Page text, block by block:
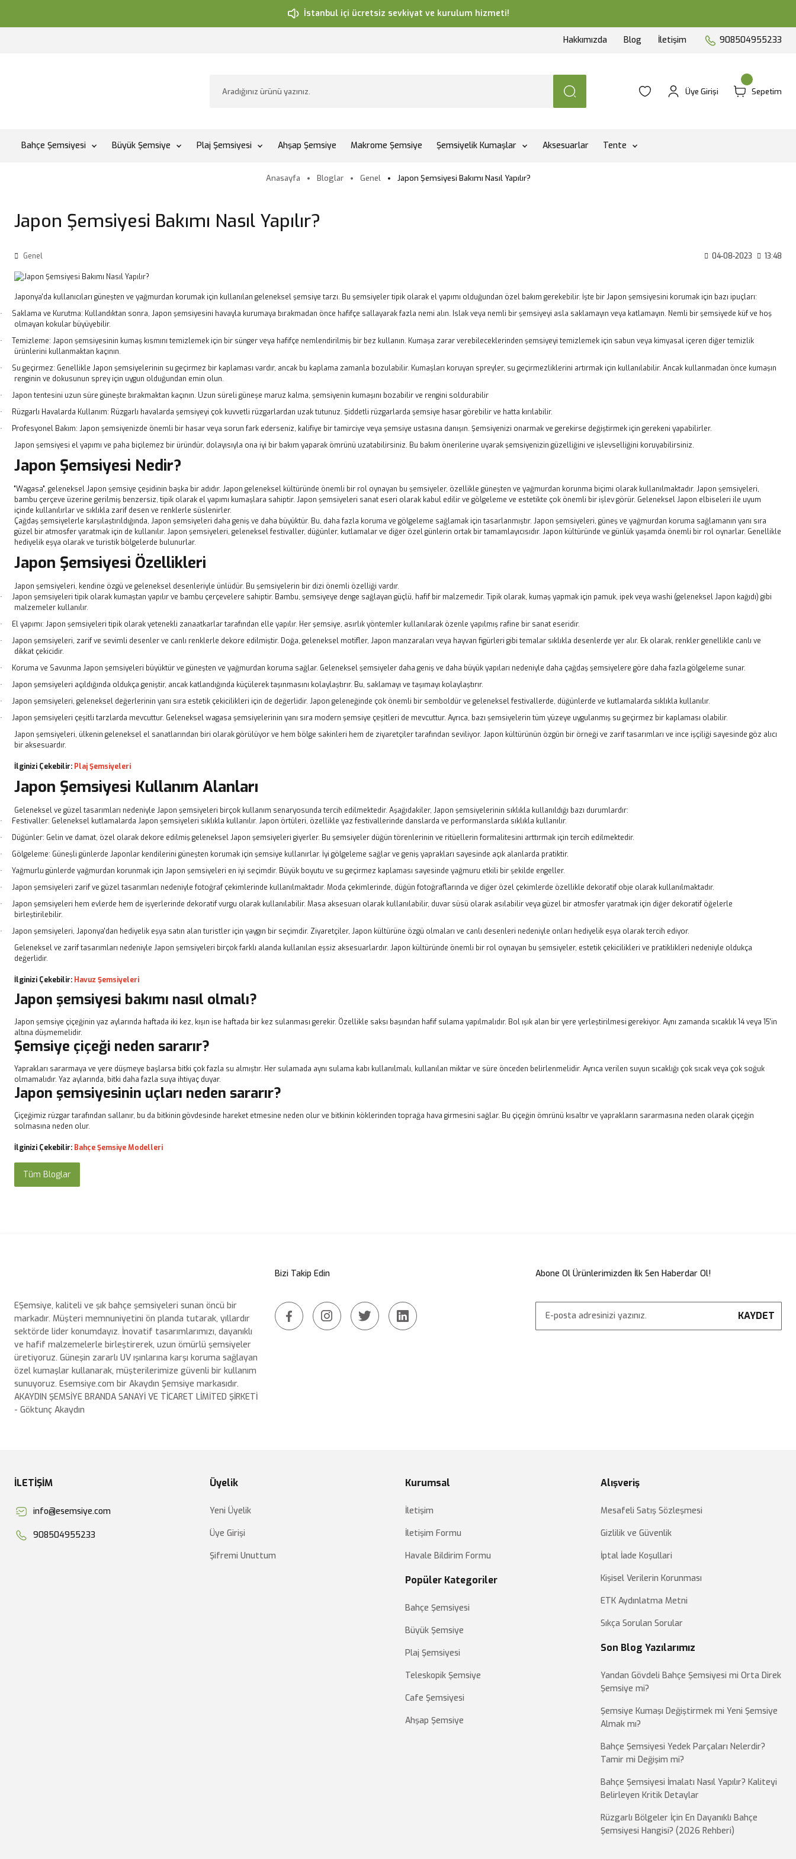
İstanbul içi ücretsiz sevkiyat ve kurulum hizmeti!
Hakkımızda Blog İletişim 908504955233
Üye Girişi Sepetim
Bahçe Şemsiyesi Büyük Şemsiye Plaj Şemsiyesi Ahşap Şemsiye Makrome Şemsiye Şemsiyelik Kumaşlar Aksesuarlar Tente
Anasayfa Bloglar Genel Japon Şemsiyesi Bakımı Nasıl Yapılır?
Japon Şemsiyesi Bakımı Nasıl Yapılır?
Genel 04-08-2023 13:48
Japonya'da kullanıcıları güneşten ve yağmurdan korumak için kullanılan geleneksel şemsiye tarzı. Bu şemsiyeler tipik olarak el yapımı olduğundan özel bakım gerekebilir. İşte bir Japon şemsiyesini korumak için bazı ipuçları:
·
Saklama ve Kurutma: Kullandıktan sonra, Japon şemsiyesini havayla kurumaya bırakmadan önce hafifçe sallayarak fazla nemi alın. Islak veya nemli bir şemsiyeyi asla saklamayın veya katlamayın. Nemli bir şemsiyede küf ve hoş
olmayan kokular büyüyebilir.
·
Temizleme: Japon şemsiyesinin kumaş kısmını temizlemek için bir sünger veya hafifçe nemlendirilmiş bir bez kullanın. Kumaşa zarar verebileceklerinden şemsiyeyi temizlemek için sabun veya kimyasal içeren diğer temizlik
ürünlerini kullanmaktan kaçının.
·
Su geçirmez: Genellikle Japon şemsiyelerinin su geçirmez bir kaplaması vardır, ancak bu kaplama zamanla bozulabilir. Kumaşları koruyan spreyler, su geçirmezliklerini artırmak için kullanılabilir. Ancak kullanmadan önce kumaşın
renginin ve dokusunun sprey için uygun olduğundan emin olun.
· Japon tentesini uzun süre güneşte bırakmaktan kaçının. Uzun süreli güneşe maruz kalma, şemsiyenin kumaşını bozabilir ve rengini soldurabilir
· Rüzgarlı Havalarda Kullanım: Rüzgarlı havalarda şemsiyeyi çok kuvvetli rüzgarlardan uzak tutunuz. Şiddetli rüzgarlarda şemsiye hasar görebilir ve hatta kırılabilir.
·
Profesyonel Bakım: Japon şemsiyenizde önemli bir hasar veya sorun fark ederseniz, kalifiye bir tamirciye veya şemsiye ustasına danışın. Şemsiyenizi onarmak ve gerekirse değiştirmek için gerekeni yapabilirler.
Japon şemsiyesi el yapımı ve paha biçilemez bir üründür, dolayısıyla ona iyi bir bakım yaparak ömrünü uzatabilirsiniz. Bu bakım önerilerine uyarak şemsiyenizin güzelliğini ve işlevselliğini koruyabilirsiniz.
Japon Şemsiyesi Nedir?
"Wagasa", geleneksel Japon şemsiye çeşidinin başka bir adıdır. Japon geleneksel kültüründe önemli bir rol oynayan bu şemsiyeler, özellikle güneşten ve yağmurdan korunma biçimi olarak kullanılmaktadır. Japon şemsiyeleri,
bambu çerçeve üzerine gerilmiş benzersiz, tipik olarak el yapımı kumaşlara sahiptir. Japon şemsiyeleri sanat eseri olarak kabul edilir ve gölgeleme ve estetikte çok önemli bir işlev görür. Geleneksel Japon elbiseleri ile uyum
içinde kullanılırlar ve sıklıkla zarif desen ve renklerle süslenirler.
Çağdaş şemsiyelerle karşılaştırıldığında, Japon şemsiyeleri daha geniş ve daha büyüktür. Bu, daha fazla koruma ve gölgeleme sağlamak için tasarlanmıştır. Japon şemsiyeleri, güneş ve yağmurdan koruma sağlamanın yanı sıra
güzel bir atmosfer yaratmak için de kullanılır. Japon şemsiyeleri, geleneksel festivaller, düğünler, kutlamalar ve diğer özel günlerin ortak bir tamamlayıcısıdır. Japon kültüründe ve günlük yaşamda önemli bir rol oynarlar. Genellikle
hediyelik eşya olarak ve turistik bölgelerde bulunurlar.
Japon Şemsiyesi Özellikleri
Japon şemsiyeleri, kendine özgü ve geleneksel desenleriyle ünlüdür. Bu şemsiyelerin bir dizi önemli özelliği vardır.
·
Japon şemsiyeleri tipik olarak kumaştan yapılır ve bambu çerçevelere sahiptir. Bambu, şemsiyeye denge sağlayan güçlü, hafif bir malzemedir. Tipik olarak, kumaş yapmak için pamuk, ipek veya washi (geleneksel Japon kağıdı) gibi
malzemeler kullanılır.
· El yapımı: Japon şemsiyeleri tipik olarak yetenekli zanaatkarlar tarafından elle yapılır. Her şemsiye, asırlık yöntemler kullanılarak özenle yapılmış rafine bir sanat eseridir.
·
Japon şemsiyeleri, zarif ve sevimli desenler ve canlı renklerle dekore edilmiştir. Doğa, geleneksel motifler, Japon manzaraları veya hayvan figürleri gibi temalar sıklıkla desenlerde yer alır. Ek olarak, renkler genellikle canlı ve
dikkat çekicidir.
· Koruma ve Savunma Japon şemsiyeleri büyüktür ve güneşten ve yağmurdan koruma sağlar. Geleneksel şemsiyeler daha geniş ve daha büyük yapıları nedeniyle daha çağdaş şemsiyelere göre daha fazla gölgeleme sunar.
· Japon şemsiyeleri açıldığında oldukça geniştir, ancak katlandığında küçülerek taşınmasını kolaylaştırır. Bu, saklamayı ve taşımayı kolaylaştırır.
· Japon şemsiyeleri, geleneksel değerlerinin yanı sıra estetik çekicilikleri için de değerlidir. Japon geleneğinde çok önemli bir semboldür ve geleneksel festivallerde, düğünlerde ve kutlamalarda sıklıkla kullanılır.
·
Japon şemsiyeleri çeşitli tarzlarda mevcuttur. Geleneksel wagasa şemsiyelerinin yanı sıra modern şemsiye çeşitleri de mevcuttur. Ayrıca, bazı şemsiyelerin tüm yüzeye uygulanmış su geçirmez bir kaplaması olabilir.
Japon şemsiyeleri, ülkenin geleneksel el sanatlarından biri olarak görülüyor ve hem bölge sakinleri hem de ziyaretçiler tarafından seviliyor. Japon kültürünün özgün bir örneği ve zarif tasarımları ve ince işçiliği sayesinde göz alıcı
bir aksesuardır.
İlginizi Çekebilir: Plaj Şemsiyeleri
Japon Şemsiyesi Kullanım Alanları
Geleneksel ve güzel tasarımları nedeniyle Japon şemsiyeleri birçok kullanım senaryosunda tercih edilmektedir. Aşağıdakiler, Japon şemsiyelerinin sıklıkla kullanıldığı bazı durumlardır:
· Festivaller: Geleneksel kutlamalarda Japon şemsiyeleri sıklıkla kullanılır. Japon örtüleri, özellikle yaz festivallerinde danslarda ve performanslarda sıklıkla kullanılır.
· Düğünler: Gelin ve damat, özel olarak dekore edilmiş geleneksel Japon şemsiyeleri giyerler. Bu şemsiyeler düğün törenlerinin ve ritüellerin formalitesini arttırmak için tercih edilmektedir.
· Gölgeleme: Güneşli günlerde Japonlar kendilerini güneşten korumak için şemsiye kullanırlar. İyi gölgeleme sağlar ve geniş yaprakları sayesinde açık alanlarda pratiktir.
· Yağmurlu günlerde yağmurdan korunmak için Japon şemsiyeleri en iyi seçimdir. Büyük boyutu ve su geçirmez kaplaması sayesinde yağmuru etkili bir şekilde engeller.
· Japon şemsiyeleri zarif ve güzel tasarımları nedeniyle fotoğraf çekimlerinde kullanılmaktadır. Moda çekimlerinde, düğün fotoğraflarında ve diğer özel çekimlerde özellikle dekoratif obje olarak kullanılmaktadır.
·
Japon şemsiyeleri hem evlerde hem de işyerlerinde dekoratif vurgu olarak kullanılabilir. Masa aksesuarı olarak kullanılabilir, duvar süsü olarak asılabilir veya güzel bir atmosfer yaratmak için diğer dekoratif öğelerle
birleştirilebilir.
·
Japon şemsiyeleri, Japonya'dan hediyelik eşya satın alan turistler için yaygın bir seçimdir. Ziyaretçiler, Japon kültürüne özgü olmaları ve canlı desenleri nedeniyle onları hediyelik eşya olarak tercih ediyor.
Geleneksel ve zarif tasarımları nedeniyle Japon şemsiyeleri birçok farklı alanda kullanılan eşsiz aksesuarlardır. Japon kültüründe önemli bir rol oynayan bu şemsiyeler, estetik çekicilikleri ve pratiklikleri nedeniyle oldukça
değerlidir.
İlginizi Çekebilir: Havuz Şemsiyeleri
Japon şemsiyesi bakımı nasıl olmalı?
Japon şemsiye çiçeğinin yaz aylarında haftada iki kez, kışın ise haftada bir kez sulanması gerekir. Özellikle saksı başından hafif sulama yapılmalıdır. Bol ışık alan bir yere yerleştirilmesi gerekiyor. Aynı zamanda sıcaklık 14 veya 15'in
altına düşmemelidir.
Şemsiye çiçeği neden sararır?
Yaprakları sararmaya ve yere düşmeye başlarsa bitki çok fazla su almıştır. Her sulamada aynı sulama kabı kullanılmalı, kullanılan miktar ve süre önceden belirlenmelidir. Ayrıca verilen suyun sıcaklığı çok sıcak veya çok soğuk
olmamalıdır. Yaz aylarında, bitki daha fazla suya ihtiyaç duyar.
Japon şemsiyesinin uçları neden sararır?
Çiçeğimiz rüzgar tarafından sallanır, bu da bitkinin gövdesinde hareket etmesine neden olur ve bitkinin köklerinden toprağa hava girmesini sağlar. Bu çiçeğin ömrünü kısaltır ve yaprakların sararmasına neden olarak çiçeğin
solmasına neden olur.
İlginizi Çekebilir: Bahçe Şemsiye Modelleri
Tüm Bloglar
EŞemsiye, kaliteli ve şık bahçe şemsiyeleri sunan öncü bir
markadır. Müşteri memnuniyetini ön planda tutarak, yıllardır
sektörde lider konumdayız. İnovatif tasarımlarımızı, dayanıklı
ve hafif malzemelerle birleştirerek, uzun ömürlü şemsiyeler
üretiyoruz. Güneşin zararlı UV ışınlarına karşı koruma sağlayan
özel kumaşlar kullanarak, müşterilerimize güvenli bir kullanım
sunuyoruz. Esemsiye.com bir Akaydın Şemsiye markasıdır.
AKAYDIN ŞEMSİYE BRANDA SANAYİ VE TİCARET LİMİTED ŞİRKETİ
- Göktunç Akaydın
Bizi Takip Edin Abone Ol Ürünlerimizden İlk Sen Haberdar Ol!
KAYDET
İLETİŞİM
info@esemsiye.com
908504955233
Üyelik
Yeni Üyelik
Üye Girişi
Şifremi Unuttum
Kurumsal
İletişim
İletişim Formu
Havale Bildirim Formu
Popüler Kategoriler
Bahçe Şemsiyesi
Büyük Şemsiye
Plaj Şemsiyesi
Teleskopik Şemsiye
Cafe Şemsiyesi
Ahşap Şemsiye
Alışveriş
Mesafeli Satış Sözleşmesi
Gizlilik ve Güvenlik
İptal İade Koşullari
Kişisel Verilerin Korunması
ETK Aydınlatma Metni
Sıkça Sorulan Sorular
Son Blog Yazılarımız
Yandan Gövdeli Bahçe Şemsiyesi mi Orta Direk
Şemsiye mi?
Şemsiye Kumaşı Değiştirmek mi Yeni Şemsiye
Almak mı?
Bahçe Şemsiyesi Yedek Parçaları Nelerdir?
Tamir mi Değişim mi?
Bahçe Şemsiyesi İmalatı Nasıl Yapılır? Kaliteyi
Belirleyen Kritik Detaylar
Rüzgarlı Bölgeler İçin En Dayanıklı Bahçe
Şemsiyesi Hangisi? (2026 Rehberi)